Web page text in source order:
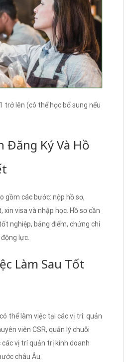
trở lên (có thể học bổ sung nếu
Đăng Ký Và Hồ
gồm các bước: nộp hồ sơ,
xin visa và nhập học. Hồ sơ cần
nghiệp, bảng điểm, chứng chỉ
lực.
Làm Sau Tốt
thể làm việc tại các vị trí: quản
viên CSR, quản lý chuỗi
vị trí quản trị kinh doanh
châu Âu.